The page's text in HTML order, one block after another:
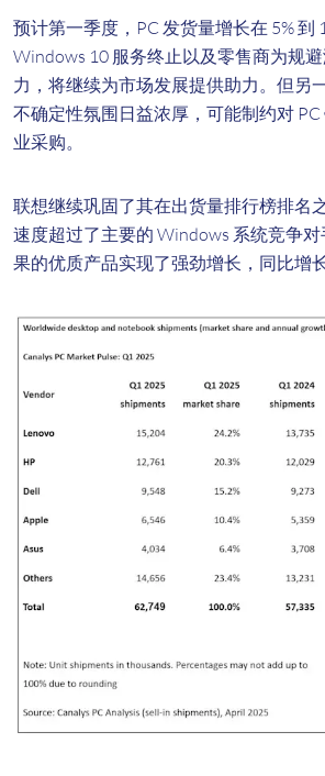
预计第一季度，PC 发货量增长在 5% 到
Windows 10 服务终止以及零售商为规
力，将继续为市场发展提供助力。但另
不确定性氛围日益浓厚，可能制约对
业采购。
联想继续巩固了其在出货量排行榜排名
速度超过了主要的 Windows 系统竞争
果的优质产品实现了强劲增长，同比增长